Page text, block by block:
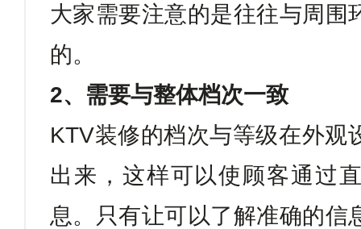
大家需要注意的是往往与周围
的。
2、需要与整体档次一致
KTV装修的档次与等级在外观
出来，这样可以使顾客通过
息。只有让可以了解准确的信